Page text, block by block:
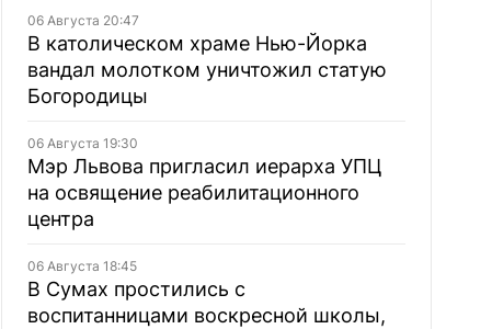
06 Августа 20:47
В католическом храме Нью-Йорка
вандал молотком уничтожил статую
Богородицы
06 Августа 19:30
Мэр Львова пригласил иерарха УПЦ
на освящение реабилитационного
центра
06 Августа 18:45
В Сумах простились с
воспитанницами воскресной школы,